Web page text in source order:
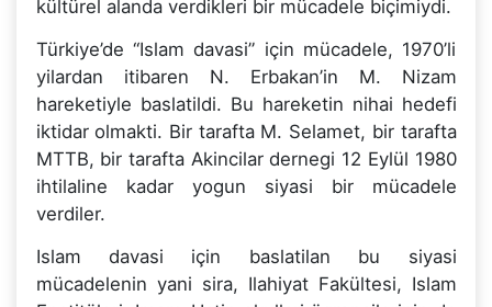
kültürel alanda verdikleri bir mücadele biçimiydi.
Türkiye’de “Islam davasi” için mücadele, 1970’li
yilardan itibaren N. Erbakan’in M. Nizam
hareketiyle baslatildi. Bu hareketin nihai hedefi
iktidar olmakti. Bir tarafta M. Selamet, bir tarafta
MTTB, bir tarafta Akincilar dernegi 12 Eylül 1980
ihtilaline kadar yogun siyasi bir mücadele
verdiler.
Islam davasi için baslatilan bu siyasi
mücadelenin yani sira, Ilahiyat Fakültesi, Islam